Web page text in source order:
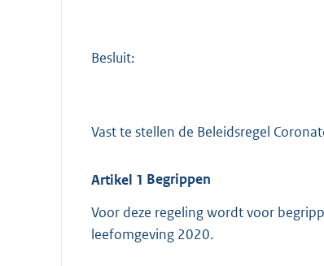
Besluit:
Vast te stellen de Beleidsregel
Artikel 1 Begrippen
Voor deze regeling wordt voor
leefomgeving 2020.